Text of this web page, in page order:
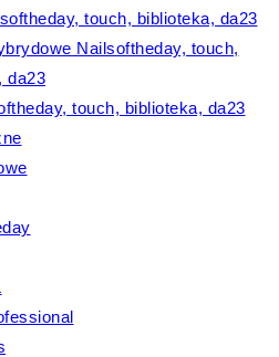
touch, biblioteka, da23
Nailsoftheday, touch,
da23
touch, biblioteka, da23